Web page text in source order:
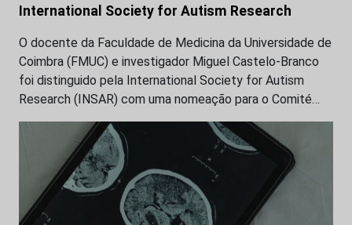
International Society for Autism Research
O docente da Faculdade de Medicina da Universidade de
Coimbra (FMUC) e investigador Miguel Castelo-Branco
foi distinguido pela International Society for Autism
Research (INSAR) com uma nomeação para o Comité…